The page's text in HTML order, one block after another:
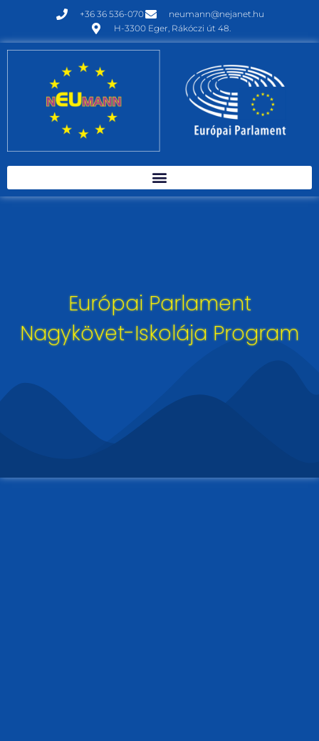
+36 36 536-070
neumann@nejanet.hu
H-3300 Eger, Rákóczi út 48.
Európai Parlament
Nagykövet-Iskolája Program